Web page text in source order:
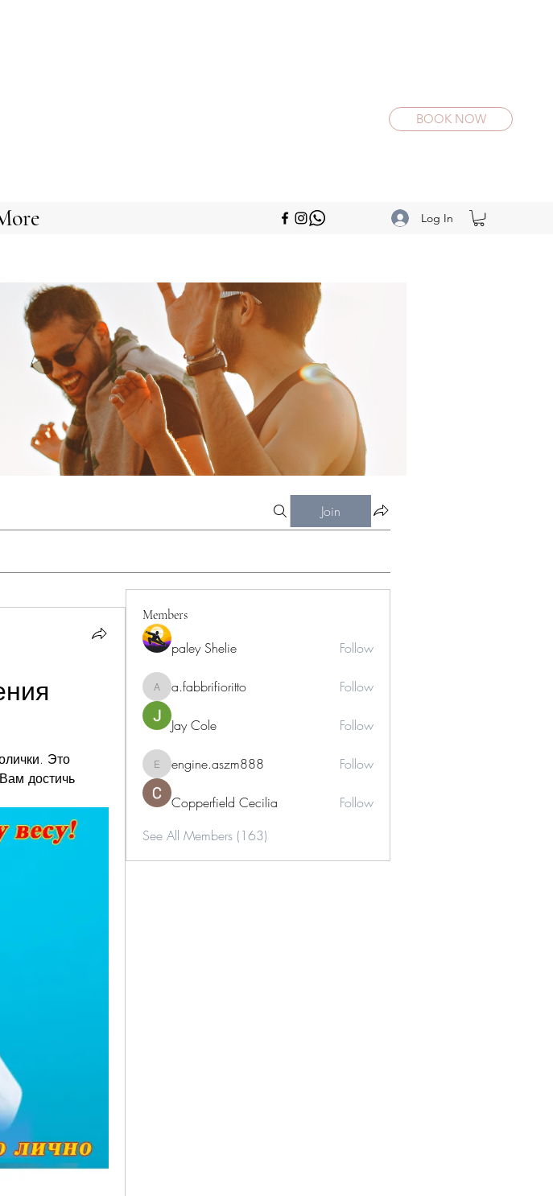
BOOK NOW
Log In
Join
Это
достичь
Members
paley Shelie Follow
a.fabbrifioritto
a.fabbrifioritto Follow
Jay Cole Follow
engine.aszm888
engine.aszm888 Follow
Copperfield Cecilia
Follow
See All Members (163)